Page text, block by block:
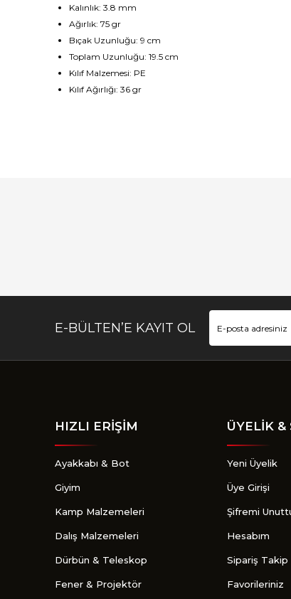
Kalınlık: 3.8 mm
Ağırlık: 75 gr
Bıçak Uzunluğu: 9 cm
Toplam Uzunluğu: 19.5 cm
Kılıf Malzemesi: PE
Kılıf Ağırlığı: 36 gr
E-BÜLTEN’E KAYIT OL
HIZLI ERİŞİM
Ayakkabı & Bot
Giyim
Kamp Malzemeleri
Dalış Malzemeleri
Dürbün & Teleskop
Fener & Projektör
ÜYELİK &
Yeni Üyelik
Üye Girişi
Şifremi
Hesabım
Sipariş Takip
Favorileriniz